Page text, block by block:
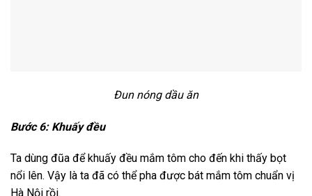
Đun nóng dầu ăn
Bước 6: Khuấy đều
Ta dùng đũa để khuấy đều mắm tôm cho đến khi thấy bọt
nổi lên. Vậy là ta đã có thể pha được bát mắm tôm chuẩn vị
Hà Nội rồi.